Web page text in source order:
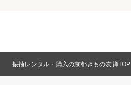
振袖レンタル・購入の京都きもの友禅TOP